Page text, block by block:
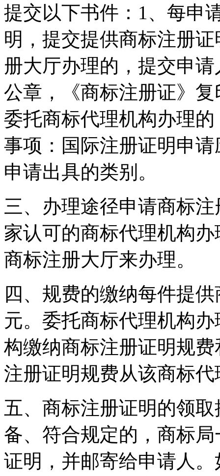
提交以下书件：1、每申
明，提交提供商标注册
册大厅办理的，提交申
公章，《商标注册证》
委托商标代理机构办理
事项：国际注册证明申
申请出具的类别。
三、办理途径申请商标
家认可的商标代理机构
商标注册大厅来办理。
四、规费的缴纳每件提
元。委托商标代理机构
构缴纳商标注册证明规
注册证明规费从该商标
五、商标注册证明的领
备、符合规定的，商标
证明，并邮寄给申请人